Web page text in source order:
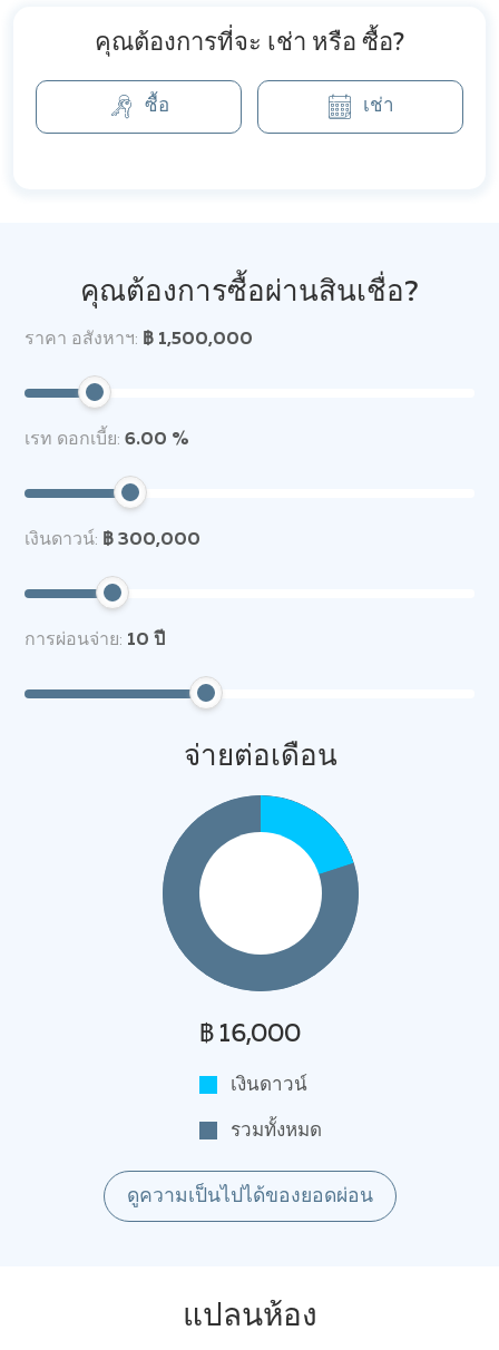
คุณต้องการที่จะ เช่า หรือ ซื้อ?
ซื้อ เช่า
คุณต้องการซื้อผ่านสินเชื่อ?
ราคา อสังหาฯ: ฿ 1,500,000
เรท ดอกเบี้ย: 6.00 %
เงินดาวน์: ฿ 300,000
การผ่อนจ่าย: 10 ปี
จ่ายต่อเดือน
฿ 16,000
เงินดาวน์
รวมทั้งหมด
ดูความเป็นไปได้ของยอดผ่อน
แปลนห้อง